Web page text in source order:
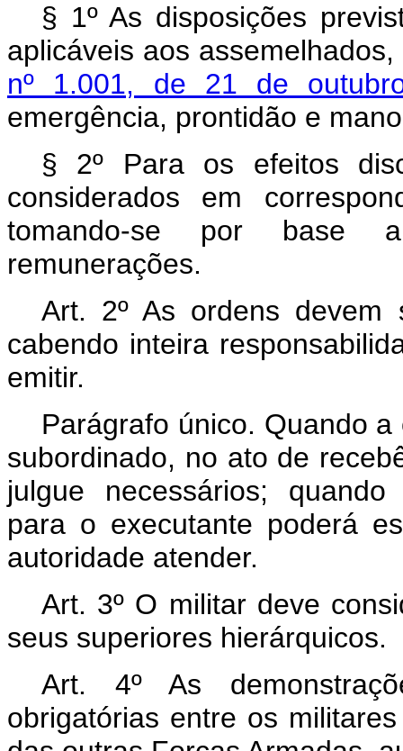
§ 1º As disposições
aplicáveis aos
nº 1.001, de 21 de
emergência, prontidão e
§ 2º Para os efeitos
considerados em
tomando-se por base
remunerações.
Art. 2º As ordens devem
cabendo inteira
emitir.
Parágrafo único. Quando
subordinado, no ato de
julgue necessários;
para o executante poderá
autoridade atender.
Art. 3º O militar deve
seus superiores hierárquicos.
Art. 4º As
obrigatórias entre os